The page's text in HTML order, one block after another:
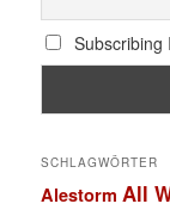
Subscribing
SCHLAGWÖRTER
Alestorm All